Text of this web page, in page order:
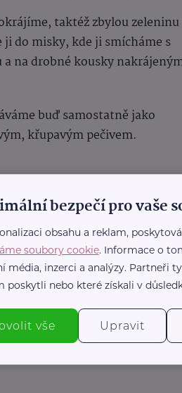
taktéž zbylou zeleninu
do misky, kde ji smícháme s
na drobné kousky
buď samostatně jako
křupavým pečivem.
bezpečí pro vaše
obsahu a reklam,
soubory cookie. Informace o
média, inzerci a analýzy. Partneři
poskytli nebo které získali v
vše Upravit